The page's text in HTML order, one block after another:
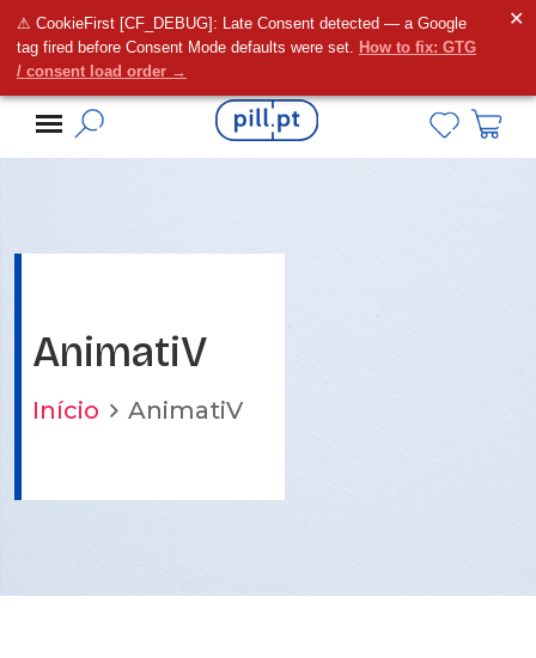
⚠ CookieFirst [CF_DEBUG]: Late Consent detected — a Google
tag fired before Consent Mode defaults were set. How to fix: GTG
/ consent load order →
✕
Alguma dúvida?
AnimatiV
Início AnimatiV